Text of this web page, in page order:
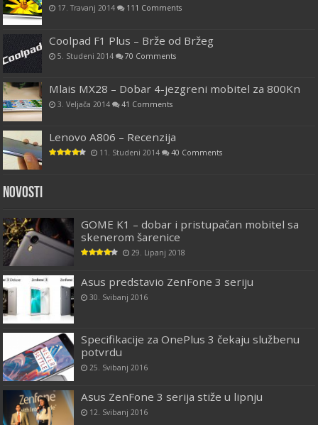
17. Travanj 2014 111 Comments
Coolpad F1 Plus – Brže od Bržeg
5. Studeni 2014 70 Comments
Mlais MX28 – Dobar 4-jezgreni mobitel za 800Kn
3. Veljača 2014 41 Comments
Lenovo A806 – Recenzija
11. Studeni 2014 40 Comments
Novosti
GOME K1 – dobar i pristupačan mobitel sa
skenerom šarenice
29. Lipanj 2018
Asus predstavio ZenFone 3 seriju
30. Svibanj 2016
Specifikacije za OnePlus 3 čekaju službenu
potvrdu
25. Svibanj 2016
Asus ZenFone 3 serija stiže u lipnju
12. Svibanj 2016